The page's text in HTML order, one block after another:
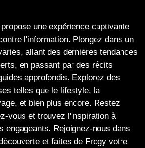
une expérience captivante
l'information. Plongez dans un
allant des dernières tendances
en passant par des récits
approfondis. Explorez des
telles que le lifestyle, la
et bien plus encore. Restez
vous et trouvez l'inspiration à
engageants. Rejoignez-nous dans
et faites de Frogy votre